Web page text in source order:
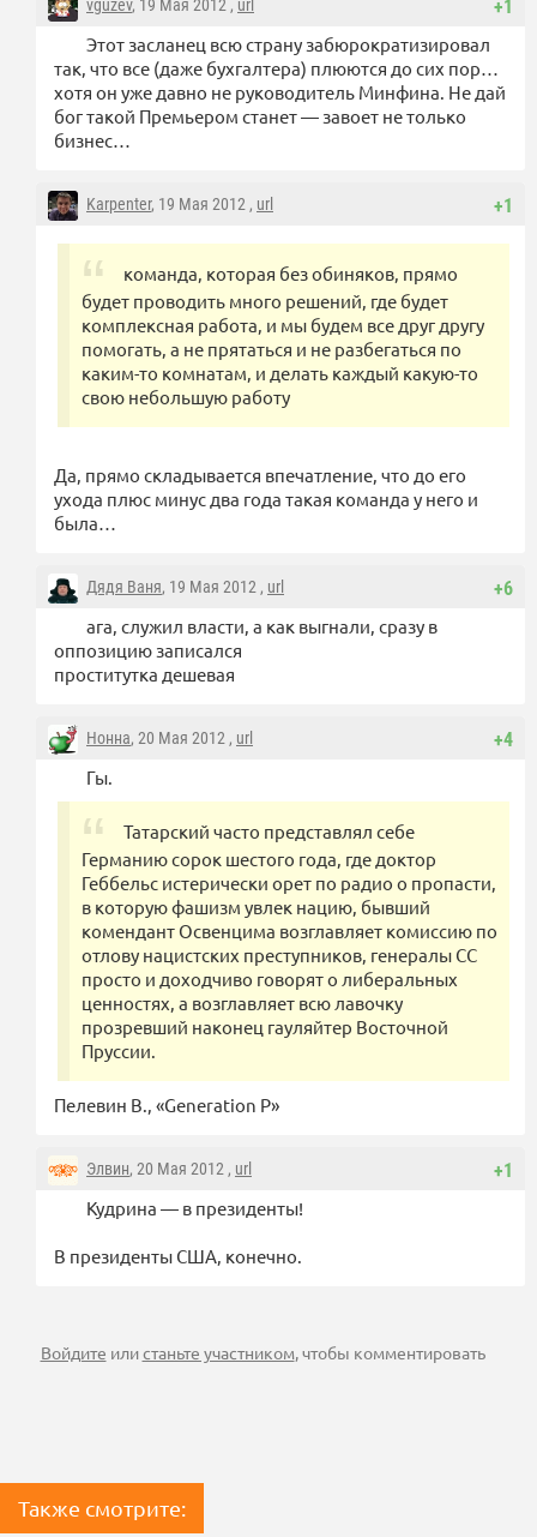
+1
vguzev, 19 Мая 2012 , url
Этот засланец всю страну забюрократизировал
так, что все (даже бухгалтера) плюются до сих пор…
хотя он уже давно не руководитель Минфина. Не дай
бог такой Премьером станет — завоет не только
бизнес…
+1
Karpenter, 19 Мая 2012 , url
команда, которая без обиняков, прямо
будет проводить много решений, где будет
комплексная работа, и мы будем все друг другу
помогать, а не прятаться и не разбегаться по
каким-то комнатам, и делать каждый какую-то
свою небольшую работу
Да, прямо складывается впечатление, что до его
ухода плюс минус два года такая команда у него и
была…
+6
Дядя Ваня, 19 Мая 2012 , url
ага, служил власти, а как выгнали, сразу в
оппозицию записался
проститутка дешевая
+4
Нонна, 20 Мая 2012 , url
Гы.
Татарский часто представлял себе
Германию сорок шестого года, где доктор
Геббельс истерически орет по радио о пропасти,
в которую фашизм увлек нацию, бывший
комендант Освенцима возглавляет комиссию по
отлову нацистских преступников, генералы СС
просто и доходчиво говорят о либеральных
ценностях, а возглавляет всю лавочку
прозревший наконец гауляйтер Восточной
Пруссии.
Пелевин В., «Generation P»
+1
Элвин, 20 Мая 2012 , url
Кудрина — в президенты!
В президенты США, конечно.
Войдите илистаньте участником, чтобы комментировать
Также смотрите: